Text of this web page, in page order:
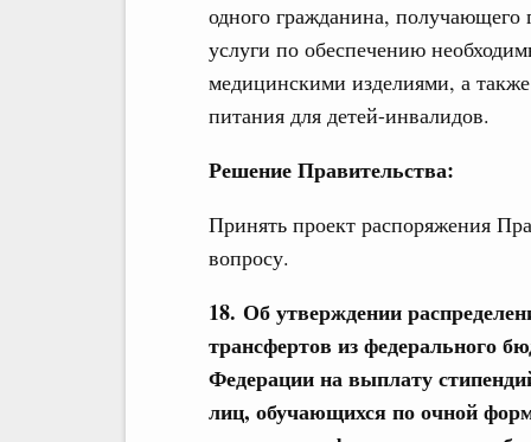
одного гражданина,
услуги по обеспечению
медицинскими изделиями, а
питания для детей-инвалидов.
Решение Правительства:
Принять проект распоряжения
вопросу.
18. Об утверждении
трансфертов из федерального
Федерации на выплату
лиц, обучающихся по очной